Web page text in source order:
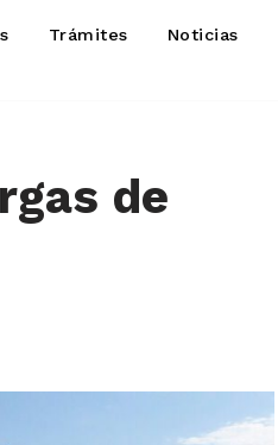
Trámites Noticias
de